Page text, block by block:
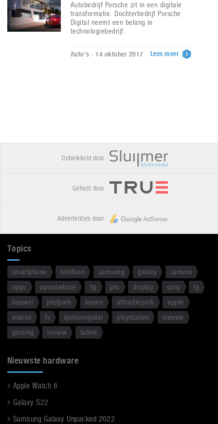
Autobedrijf Porsche zit in een digitale
transformatie. Dochterbedrijf Porsche
Digital neemt een belang in
technologiebedrijf.
Auto's - 14 oktober 2017 Lees meer
Ontwikkeld door
Gehost door
Advertenties door
Topics
smartphone telefoon samsung galaxy
camera
oppo
opvouwbare 5g pro display sony
lg
huawei
pretpark kopen attractiepark
apple
xiaomi
tv spelcomputer playstation
nieuwe
gaming
review tablet
Nieuwste hardware
Apple Watch 8
Galaxy S22
Samsung Galaxy Unpacked 2022